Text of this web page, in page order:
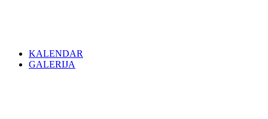
KALENDAR
GALERIJA